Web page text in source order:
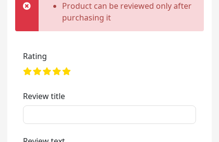
Product can be reviewed only after
purchasing it
Rating
Review title